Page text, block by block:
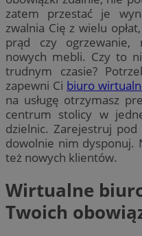
zatem przestać je
zwalnia Cię z wielu
prąd czy ogrzewanie,
nowych mebli. Czy to
trudnym czasie?
zapewni Ci biuro
na usługę otrzymasz
centrum stolicy w
dzielnic. Zarejestruj
dowolnie nim dysponuj.
też nowych klientów.
Wirtualne
Twoich